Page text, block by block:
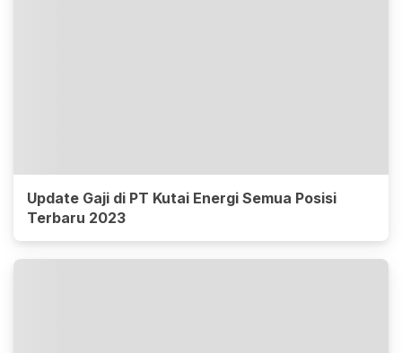
Update Gaji di PT Kutai Energi Semua Posisi
Terbaru 2023